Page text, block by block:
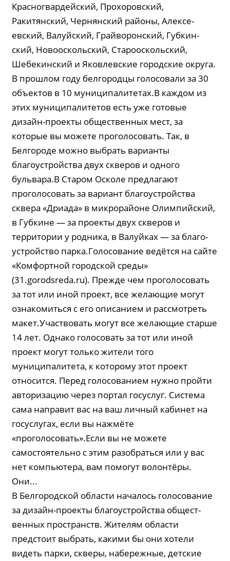
Красногвардейский, Прохоровский,
Ракитянский, Чер­нянский районы, Алексе­
евский, Валуйский, Грай­во­ронский, Губ­кин­
ский, Новооскольский, Старо­оскольский,
Шебекинский и Яковлевские городские округа.
В прошлом году белгородцы голосовали за 30
объектов в 10 муниципалитетах.В каждом из
этих муниципалитетов есть уже готовые
дизайн-проекты общественных мест, за
которые вы можете проголосовать. Так, в
Белгороде можно выбрать варианты
благоустройства двух скверов и одного
бульвара.В Старом Осколе предлагают
проголосовать за вариант благоустройства
сквера «Дриада» в микрорайоне Олимпийский,
в Губкине — за проекты двух скверов и
территории у родника, в Валуйках — за благо­
устройство парка.Голосование ведётся на сайте
«Комфортной городской среды»
(31.gorodsreda.ru). Прежде чем проголосовать
за тот или иной проект, все желающие могут
ознакомиться с его описанием и рассмотреть
макет.Участвовать могут все желающие старше
14 лет. Однако голосовать за тот или иной
проект могут только жители того
муниципалитета, к которому этот проект
относится. Перед голосованием нужно пройти
авторизацию через портал госуслуг. Система
сама направит вас на ваш личный кабинет на
госуслугах, если вы нажмёте
«проголосовать».Если вы не можете
самостоятельно с этим разобраться или у вас
нет компьютера, вам помогут волонтёры.
Они...
В Белгородской области началось голосование
за ди­зайн-проек­ты благо­устройства об­щест­
венных пространств. Жителям области
предстоит выбрать, какими бы они хотели
видеть парки, скверы, набережные, детские